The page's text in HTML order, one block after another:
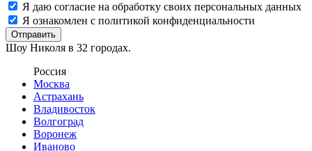
Я даю согласие на обработку своих персональных данных
Я ознакомлен с политикой конфиденциальности
Отправить
Шоу Николя в 32 городах.
Россия
Москва
Астрахань
Владивосток
Волгоград
Воронеж
Иваново